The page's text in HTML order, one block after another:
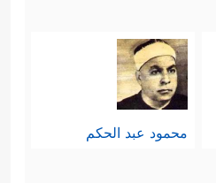
محمود عبد الحكم